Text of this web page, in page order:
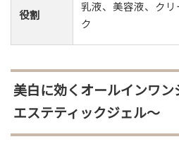
役割
乳液、美容液、ク
ク
美白に効くオールインワン
エステティックジェル～